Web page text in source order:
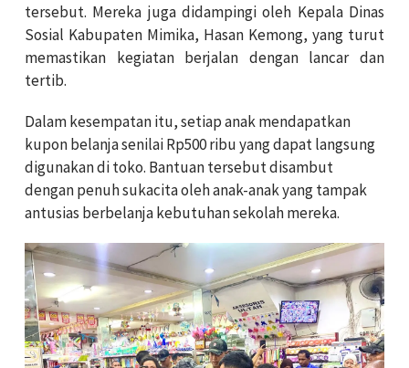
tersebut. Mereka juga didampingi oleh Kepala Dinas
Sosial Kabupaten Mimika, Hasan Kemong, yang turut
memastikan kegiatan berjalan dengan lancar dan
tertib.
Dalam kesempatan itu, setiap anak mendapatkan
kupon belanja senilai Rp500 ribu yang dapat langsung
digunakan di toko. Bantuan tersebut disambut
dengan penuh sukacita oleh anak-anak yang tampak
antusias berbelanja kebutuhan sekolah mereka.